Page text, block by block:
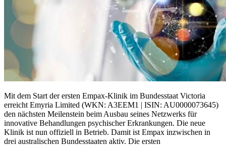
Mit dem Start der ersten Empax-Klinik im Bundesstaat Victoria
erreicht Emyria Limited (WKN: A3EEM1 | ISIN: AU0000073645)
den nächsten Meilenstein beim Ausbau seines Netzwerks für
innovative Behandlungen psychischer Erkrankungen. Die neue
Klinik ist nun offiziell in Betrieb. Damit ist Empax inzwischen in
drei australischen Bundesstaaten aktiv. Die ersten